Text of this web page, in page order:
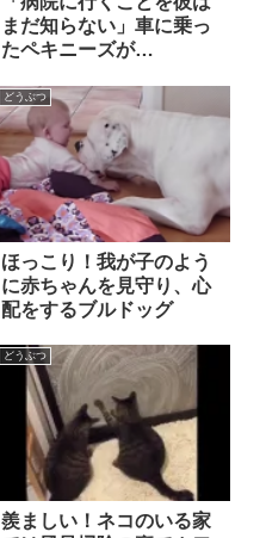
まだ知らない」車に乗っ
たペキニーズが…
どうぶつ
ほっこり！我が子のよう
に赤ちゃんを見守り、心
配をするブルドッグ
どうぶつ
羨ましい！ネコのいる家